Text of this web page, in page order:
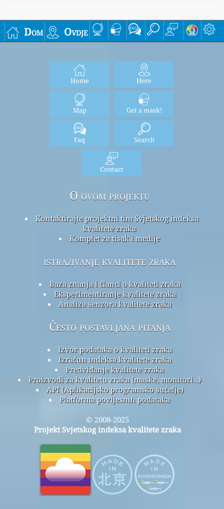
Dom Ovdje
Home Here
Map Get a mask!
Faq Search
Contact
O ovom projektu
Kontaktirajte projektni tim Svjetskog indeksa
kvalitete zraka
Komplet za tisak i medije
istraživanje kvalitete zraka
Baza znanja i članci o kvaliteti zraka
Eksperimentiranje kvalitete zraka
Analiza senzora kvalitete zraka
Često postavljana pitanja
Izvor podataka o kvaliteti zraka
Izračun indeksa kvalitete zraka
Predviđanje kvalitete zraka
Proizvodi za kvalitetu zraka (maske, monitori…)
API (Aplikacijsko programsko sučelje)
Platforma povijesnih podataka
© 2008-2025
Projekt Svjetskog indeksa kvalitete zraka